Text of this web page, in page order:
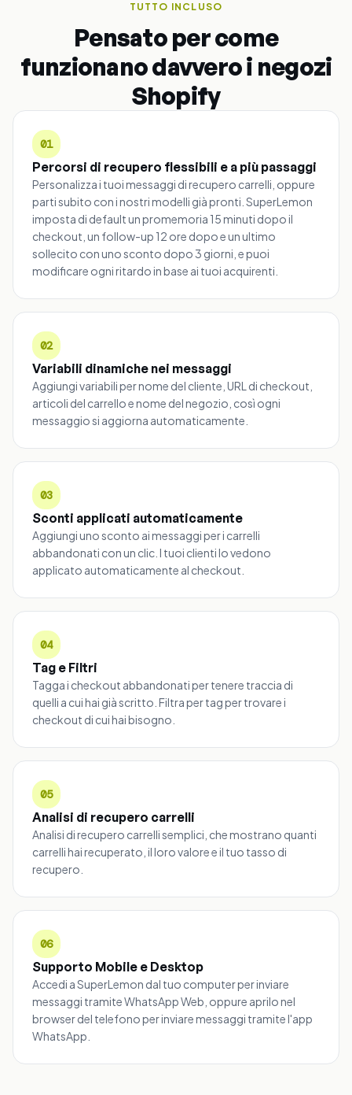
TUTTO INCLUSO
Pensato per come
funzionano davvero i negozi
Shopify
01
Percorsi di recupero flessibili e a più passaggi
Personalizza i tuoi messaggi di recupero carrelli, oppure
parti subito con i nostri modelli già pronti. SuperLemon
imposta di default un promemoria 15 minuti dopo il
checkout, un follow-up 12 ore dopo e un ultimo
sollecito con uno sconto dopo 3 giorni, e puoi
modificare ogni ritardo in base ai tuoi acquirenti.
02
Variabili dinamiche nei messaggi
Aggiungi variabili per nome del cliente, URL di checkout,
articoli del carrello e nome del negozio, così ogni
messaggio si aggiorna automaticamente.
03
Sconti applicati automaticamente
Aggiungi uno sconto ai messaggi per i carrelli
abbandonati con un clic. I tuoi clienti lo vedono
applicato automaticamente al checkout.
04
Tag e Filtri
Tagga i checkout abbandonati per tenere traccia di
quelli a cui hai già scritto. Filtra per tag per trovare i
checkout di cui hai bisogno.
05
Analisi di recupero carrelli
Analisi di recupero carrelli semplici, che mostrano quanti
carrelli hai recuperato, il loro valore e il tuo tasso di
recupero.
06
Supporto Mobile e Desktop
Accedi a SuperLemon dal tuo computer per inviare
messaggi tramite WhatsApp Web, oppure aprilo nel
browser del telefono per inviare messaggi tramite l'app
WhatsApp.